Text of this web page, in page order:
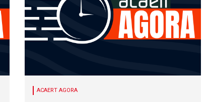
ACAERT AGORA